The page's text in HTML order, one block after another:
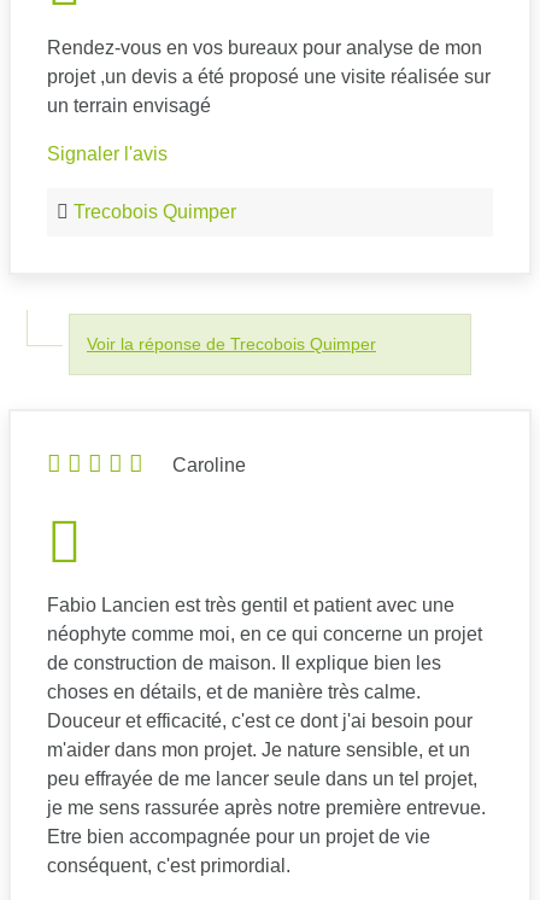
Rendez-vous en vos bureaux pour analyse de mon
projet ,un devis a été proposé une visite réalisée sur
un terrain envisagé
Signaler l'avis
Trecobois Quimper
Voir la réponse de Trecobois Quimper
Caroline
Fabio Lancien est très gentil et patient avec une
néophyte comme moi, en ce qui concerne un projet
de construction de maison. Il explique bien les
choses en détails, et de manière très calme.
Douceur et efficacité, c'est ce dont j'ai besoin pour
m'aider dans mon projet. Je nature sensible, et un
peu effrayée de me lancer seule dans un tel projet,
je me sens rassurée après notre première entrevue.
Etre bien accompagnée pour un projet de vie
conséquent, c'est primordial.